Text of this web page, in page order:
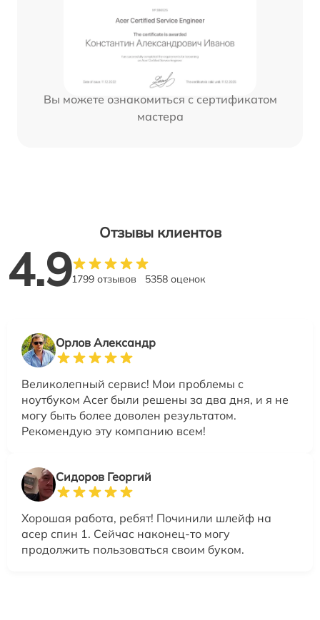
Вы можете ознакомиться с сертификатом
мастера
Отзывы клиентов
4.91799 отзывов 5358 оценок
Орлов Александр
Великолепный сервис! Мои проблемы с
ноутбуком Acer были решены за два дня, и я не
могу быть более доволен результатом.
Рекомендую эту компанию всем!
Сидоров Георгий
Хорошая работа, ребят! Починили шлейф на
асер спин 1. Сейчас наконец-то могу
продолжить пользоваться своим буком.